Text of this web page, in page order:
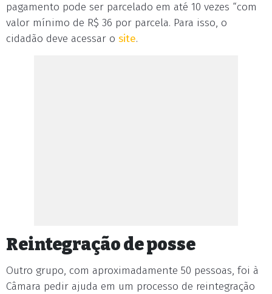
pagamento pode ser parcelado em até 10 vezes “com
valor mínimo de R$ 36 por parcela. Para isso, o
cidadão deve acessar o site.
Reintegração de posse
Outro grupo, com aproximadamente 50 pessoas, foi à
Câmara pedir ajuda em um processo de reintegração